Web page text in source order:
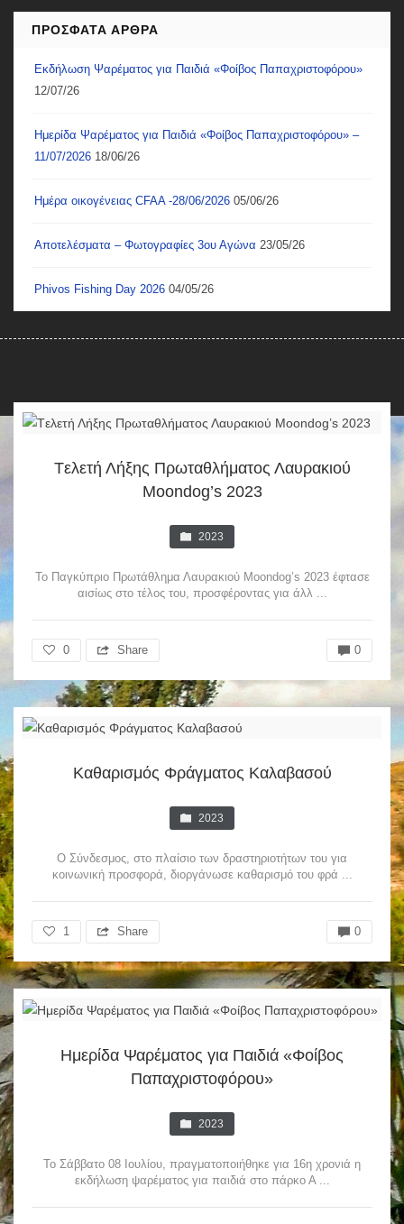
ΠΡΌΣΦΑΤΑ ΆΡΘΡΑ
Εκδήλωση Ψαρέματος για Παιδιά «Φοίβος Παπαχριστοφόρου»
12/07/26
Ημερίδα Ψαρέματος για Παιδιά «Φοίβος Παπαχριστοφόρου» –
11/07/2026 18/06/26
Ημέρα οικογένειας CFAA -28/06/2026 05/06/26
Αποτελέσματα – Φωτογραφίες 3ου Αγώνα 23/05/26
Phivos Fishing Day 2026 04/05/26
Tελετή Λήξης Πρωταθλήματος Λαυρακιού
Moondog’s 2023
2023
Το Παγκύπριο Πρωτάθλημα Λαυρακιού Moondog’s 2023 έφτασε
αισίως στο τέλος του, προσφέροντας για άλλ ...
0 Share 0
Καθαρισμός Φράγματος Καλαβασού
2023
Ο Σύνδεσμος, στο πλαίσιο των δραστηριοτήτων του για
κοινωνική προσφορά, διοργάνωσε καθαρισμό του φρά ...
1 Share 0
Ημερίδα Ψαρέματος για Παιδιά «Φοίβος
Παπαχριστοφόρου»
2023
Το Σάββατο 08 Ιουλίου, πραγματοποιήθηκε για 16η χρονιά η
εκδήλωση ψαρέματος για παιδιά στο πάρκο Α ...